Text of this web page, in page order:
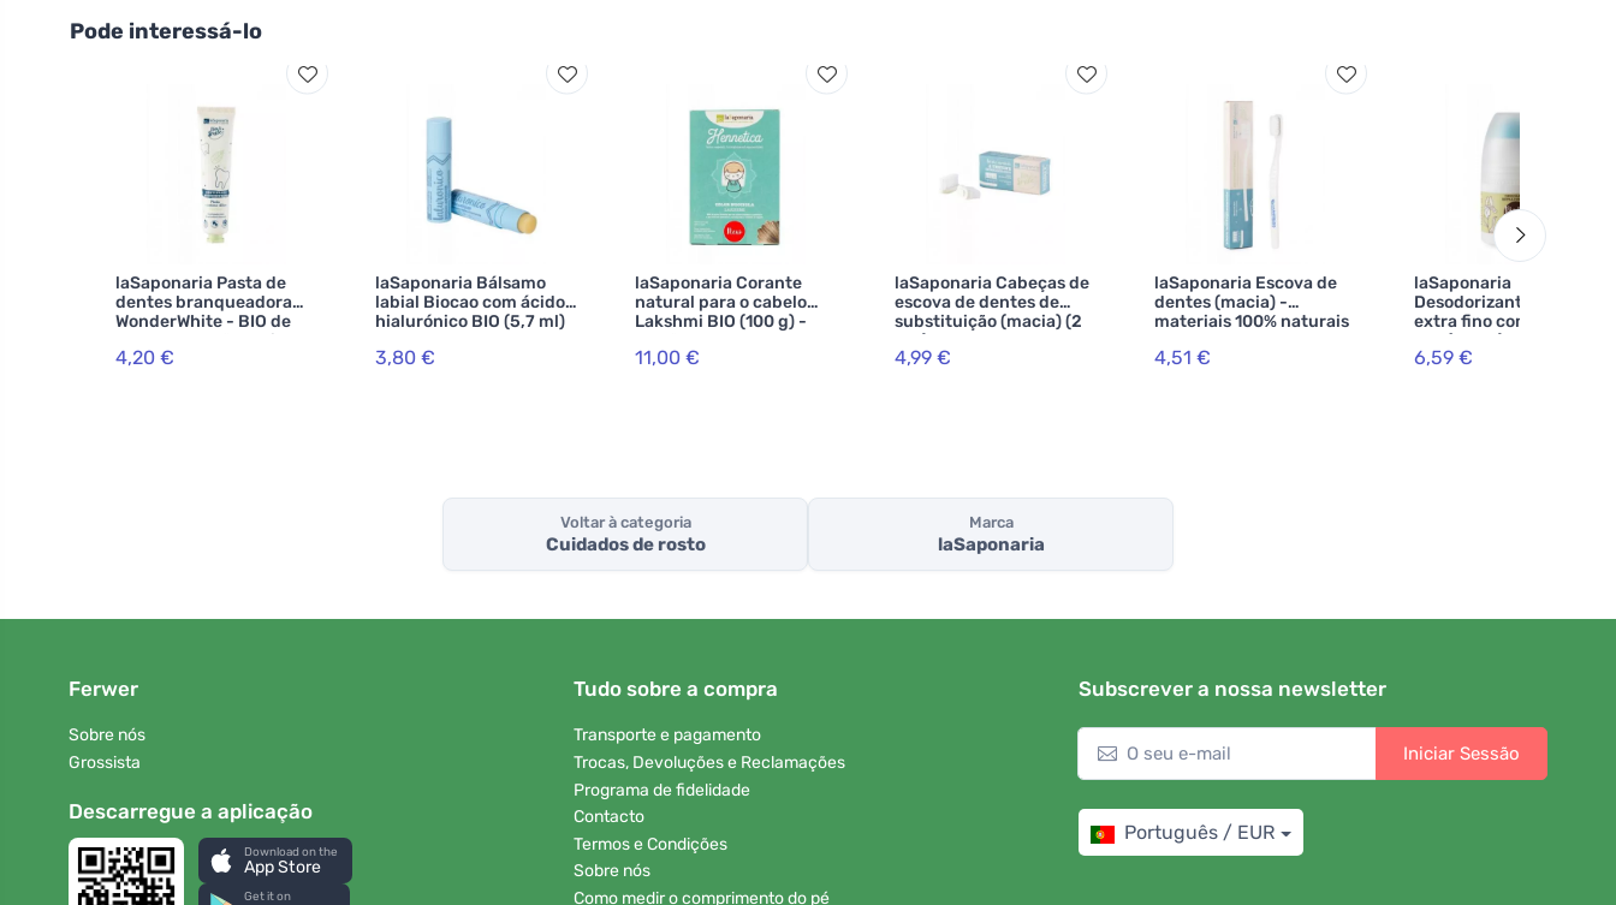
Pode interessá-lo
laSaponaria Pasta de
dentes branqueadora
WonderWhite - BIO de
menta e carvão activado
(75 ml)
4,20 €
laSaponaria Bálsamo
labial Biocao com ácido
hialurónico BIO (5,7 ml)
3,80 €
laSaponaria Corante
natural para o cabelo
Lakshmi BIO (100 g) -
11,00 €
laSaponaria Cabeças de
escova de dentes de
substituição (macia) (2
pcs)
4,99 €
laSaponaria Escova de
dentes (macia) -
materiais 100% naturais
4,51 €
laSaponaria
Desodorizante roll-on
extra fino com calêndula
BIO (50 ml)
6,59 €
Voltar à categoria
Cuidados de rosto
Marca
laSaponaria
Ferwer
Sobre nós
Grossista
Descarregue a aplicação
Download on the
App Store
Get it on
Tudo sobre a compra
Transporte e pagamento
Trocas, Devoluções e Reclamações
Programa de fidelidade
Contacto
Termos e Condições
Sobre nós
Como medir o comprimento do pé
Subscrever a nossa newsletter
Iniciar Sessão
Português / EUR